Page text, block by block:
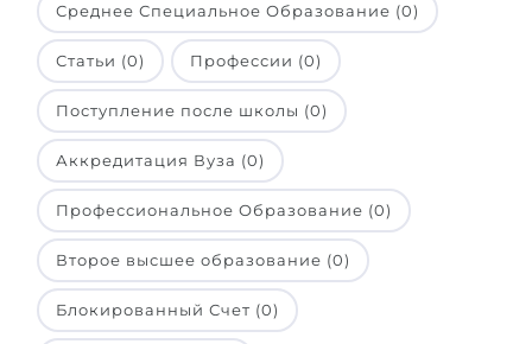
Среднее Специальное Образование (0)
Статьи (0) Профессии (0)
Поступление после школы (0)
Аккредитация Вуза (0)
Профессиональное Образование (0)
Второе высшее образование (0)
Блокированный Счет (0)